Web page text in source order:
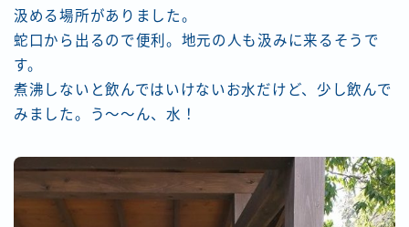
汲める場所がありました。
蛇口から出るので便利。地元の人も汲みに来るそうで
す。
煮沸しないと飲んではいけないお水だけど、少し飲んで
みました。う〜〜ん、水！